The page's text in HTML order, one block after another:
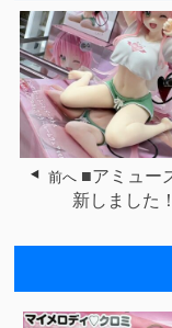
前へ ■アミュー
新しました